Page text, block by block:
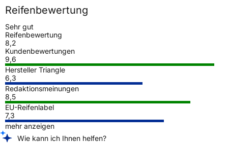
Reifenbewertung
Sehr gut
Reifenbewertung
8,2
Kundenbewertungen
9,6
Hersteller Triangle
6,3
Redaktionsmeinungen
8,5
EU-Reifenlabel
7,3
mehr anzeigen
Wie kann ich Ihnen helfen?